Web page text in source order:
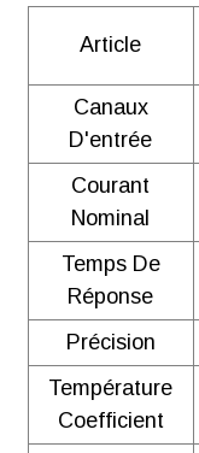
Article
Canaux
D'entrée
Courant
Nominal
Temps De
Réponse
Précision
Température
Coefficient